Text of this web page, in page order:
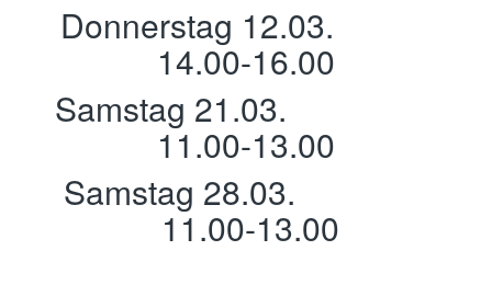
Donnerstag 12.03.
14.00-16.00
Samstag 21.03.
11.00-13.00
Samstag 28.03.
11.00-13.00